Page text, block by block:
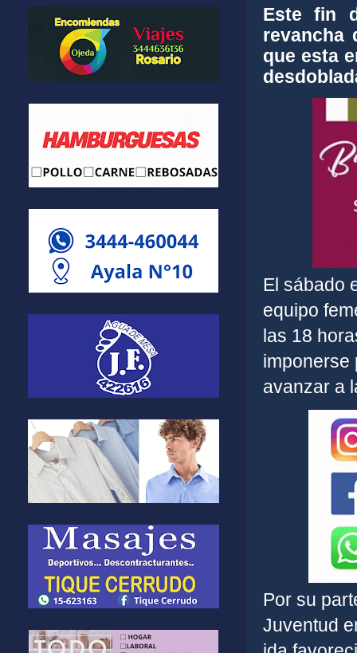
Este fin
revancha
que esta
El sábado
equipo
las 18
imponerse
avanzar a
Por su
Juventud